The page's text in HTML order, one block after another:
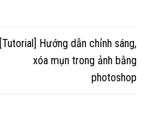
[Tutorial] Hướng dẫn chỉnh sáng,
xóa mụn trong ảnh bằng
photoshop